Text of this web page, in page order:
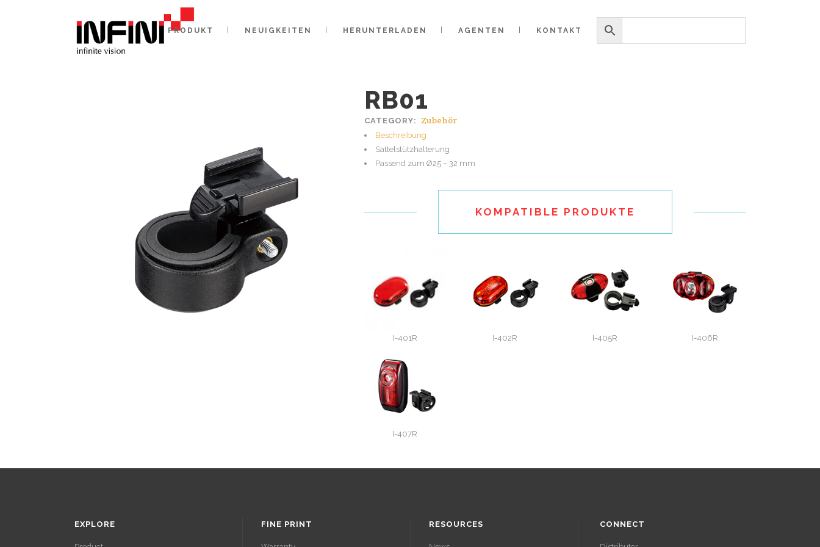
PRODUKT NEUIGKEITEN HERUNTERLADEN AGENTEN KONTAKT
RB01
CATEGORY: Zubehör
Beschreibung
Sattelstützhalterung
Passend zum Ø25 ~ 32 mm
KOMPATIBLE PRODUKTE
I-401R I-402R I-405R I-406R
I-407R
EXPLORE FINE PRINT RESOURCES CONNECT